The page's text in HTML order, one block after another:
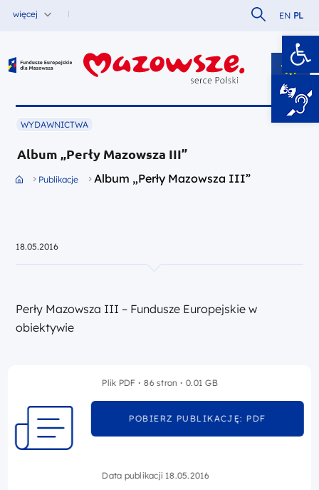
więcej Szukaj w
EN PL
Fundusze Europejskie dla Mazowsza
WYDAWNICTWA
Album „Perły Mazowsza III”
Przejdź do strony głównej portalu
Publikacje Album „Perły Mazowsza III”
18.05.2016
Perły Mazowsza III – Fundusze Europejskie w
obiektywie
Plik PDF 86 stron 0.01 GB
POBIERZ PUBLIKACJĘ: PDF
Data publikacji 18.05.2016